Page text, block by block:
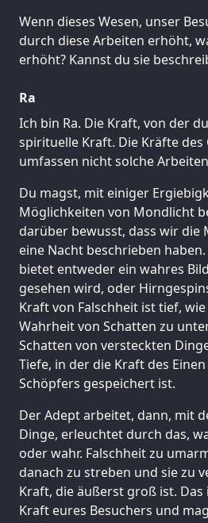
Wenn dieses Wesen, unser
durch diese Arbeiten erhöht,
erhöht? Kannst du sie
Ra
Ich bin Ra. Die Kraft, von der
spirituelle Kraft. Die Kräfte des
umfassen nicht solche
Du magst, mit einiger
Möglichkeiten von Mondlicht
darüber bewusst, dass wir die
eine Nacht beschrieben
bietet entweder ein wahres
gesehen wird, oder
Kraft von Falschheit ist tief,
Wahrheit von Schatten zu
Schatten von versteckten
Tiefe, in der die Kraft des
Schöpfers gespeichert ist.
Der Adept arbeitet, dann, mit
Dinge, erleuchtet durch das,
oder wahr. Falschheit zu
danach zu streben und sie zu
Kraft, die äußerst groß ist.
Kraft eures Besuchers und